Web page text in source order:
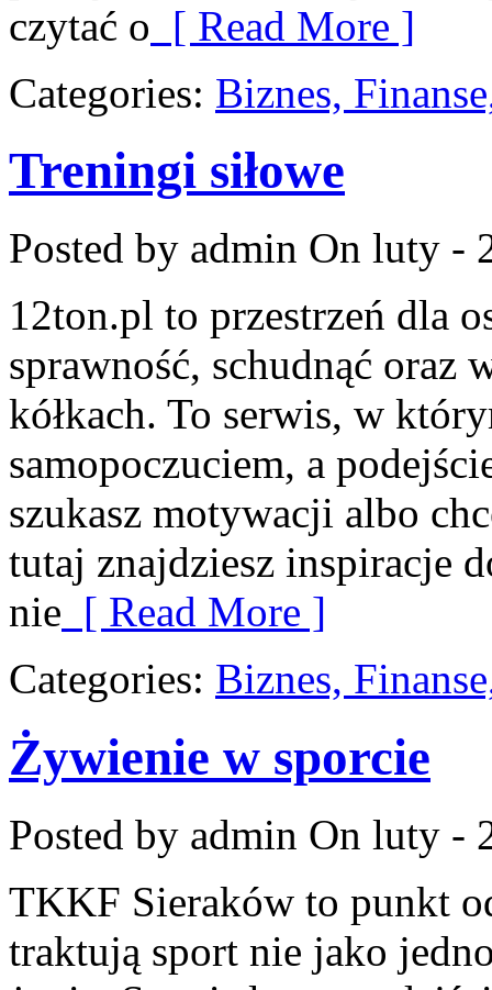
czytać o [ Read More ]
Categories: Biznes,
Treningi siłowe
Posted by admin On luty -
12ton.pl to przestrzeń dla
sprawność, schudnąć oraz
kółkach. To serwis, w
samopoczuciem, a
szukasz motywacji albo
tutaj znajdziesz inspiracje
nie [ Read More ]
Categories: Biznes,
Żywienie w sporcie
Posted by admin On luty -
TKKF Sieraków to punkt
traktują sport nie jako